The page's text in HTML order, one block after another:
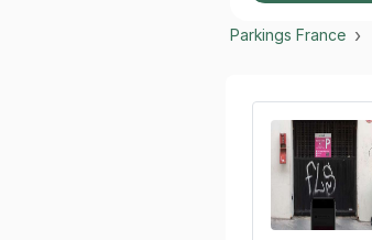
Parkings France